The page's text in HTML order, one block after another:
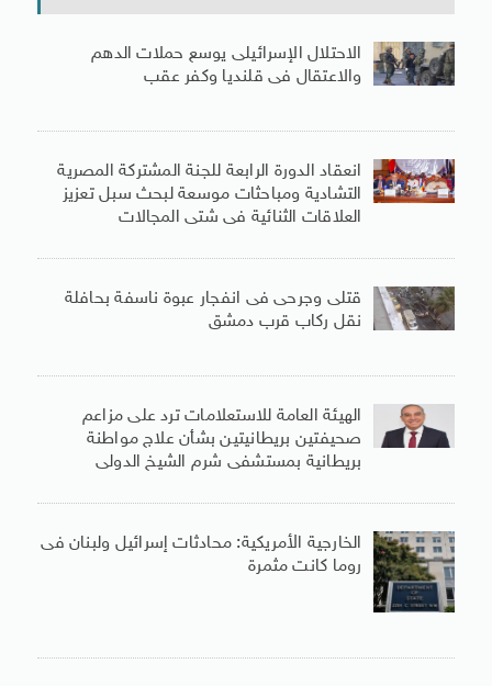
الاحتلال الإسرائيلى يوسع حملات الدهم
والاعتقال فى قلنديا وكفر عقب
انعقاد الدورة الرابعة للجنة المشتركة المصرية
التشادية ومباحثات موسعة لبحث سبل تعزيز
العلاقات الثنائية فى شتى المجالات
قتلى وجرحى فى انفجار عبوة ناسفة بحافلة
نقل ركاب قرب دمشق
الهيئة العامة للاستعلامات ترد على مزاعم
صحيفتين بريطانيتين بشأن علاج مواطنة
بريطانية بمستشفى شرم الشيخ الدولى
الخارجية الأمريكية: محادثات إسرائيل ولبنان فى
روما كانت مثمرة